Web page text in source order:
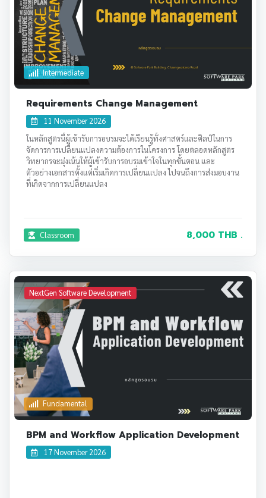
Intermediate
Requirements Change Management
11 November 2026
ในหลักสูตรนี้ผู้เข้ารับการอบรมจะได้เรียนรู้ทั้งศาสตร์และศิลป์ในการ
จัดการการเปลี่ยนแปลงความต้องการในโครงการ โดยตลอดหลักสูตร
วิทยากรจะมุ่งเน้นให้ผู้เข้ารับการอบรมเข้าใจในทุกขั้นตอน และ
ตัวอย่างเอกสารตั้งแต่เริ่มเกิดการเปลี่ยนแปลง ไปจนถึงการส่งมอบงาน
ที่เกิดจากการเปลี่ยนแปลง
Classroom 8,000 THB .
NextGen Software Development
Fundamental
BPM and Workflow Application Development
17 November 2026